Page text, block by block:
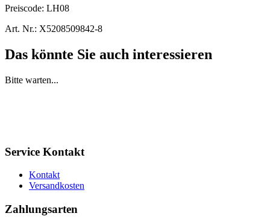
Preiscode: LH08
Art. Nr.: X5208509842-8
Das könnte Sie auch interessieren
Bitte warten...
Service Kontakt
Kontakt
Versandkosten
Zahlungsarten